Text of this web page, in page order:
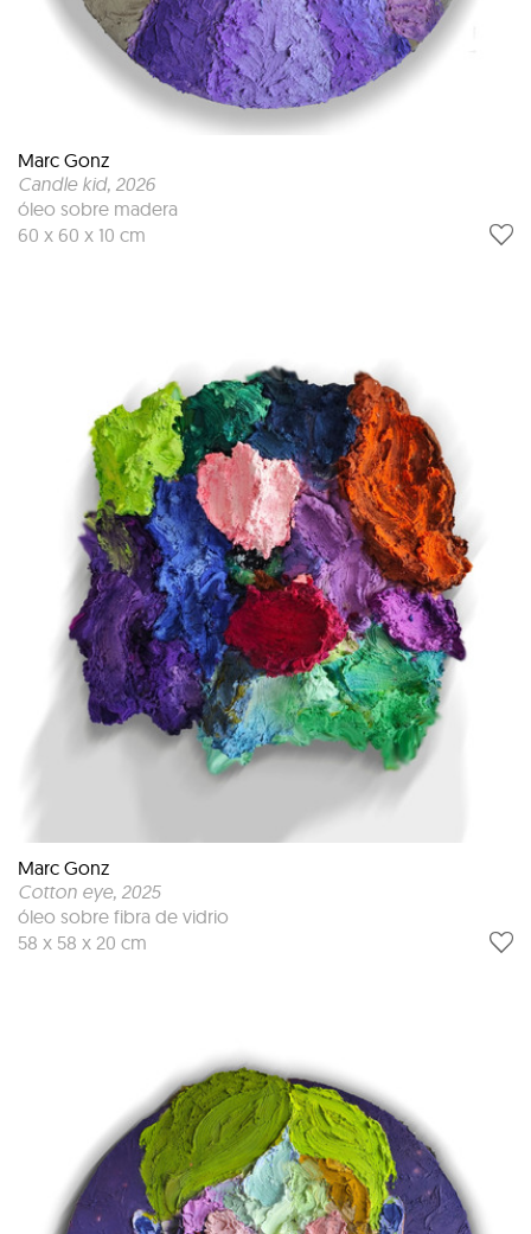
Marc Gonz
Candle kid, 2026
óleo sobre madera
60 x 60 x 10 cm
Marc Gonz
Cotton eye, 2025
óleo sobre fibra de vidrio
58 x 58 x 20 cm